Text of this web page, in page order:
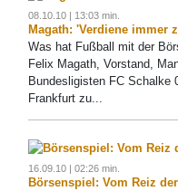
08.10.10 | 13:03 min.
Magath: 'Verdiene immer
Was hat Fußball mit der
Felix Magath, Vorstand,
Bundesligisten FC Schalke
Frankfurt zu...
16.09.10 | 02:26 min.
Börsenspiel: Vom Reiz